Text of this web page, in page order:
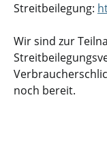
Streitbeilegung:
Wir sind zur
noch bereit.